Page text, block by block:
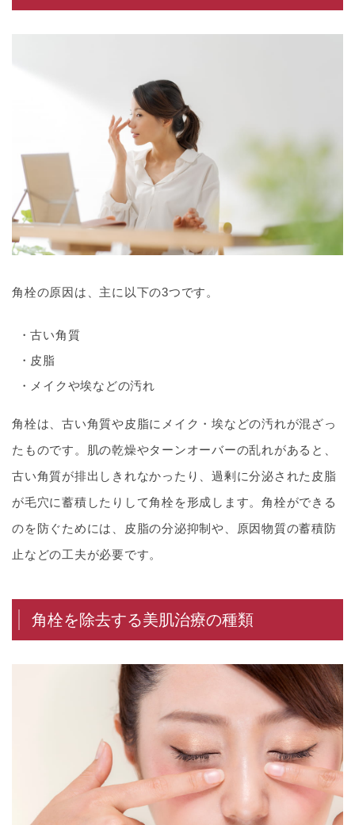
角栓の原因は、主に以下の3つです。
古い角質
皮脂
メイクや埃などの汚れ
角栓は、古い角質や皮脂にメイク・埃などの汚れが混ざっ
たものです。肌の乾燥やターンオーバーの乱れがあると、
古い角質が排出しきれなかったり、過剰に分泌された皮脂
が毛穴に蓄積したりして角栓を形成します。角栓ができる
のを防ぐためには、皮脂の分泌抑制や、原因物質の蓄積防
止などの工夫が必要です。
角栓を除去する美肌治療の種類